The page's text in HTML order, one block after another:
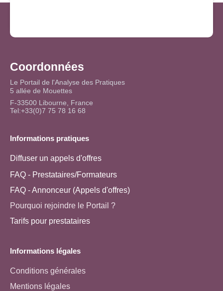
Coordonnées
Le Portail de l'Analyse des Pratiques
5 allée de Mouettes
F-33500 Libourne, France
Tel:+33(0)7 75 78 16 68
Informations pratiques
Diffuser un appels d'offres
FAQ - Prestataires/Formateurs
FAQ - Annonceur (Appels d'offres)
Pourquoi rejoindre le Portail ?
Tarifs pour prestataires
Informations légales
Conditions générales
Mentions légales